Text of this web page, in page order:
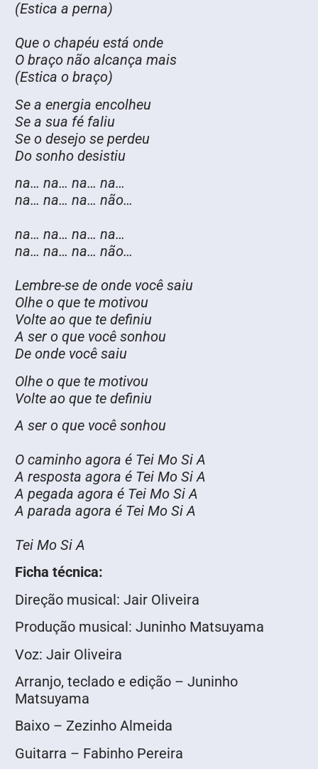
(Estica a perna)
Que o chapéu está onde
O braço não alcança mais
(Estica o braço)
Se a energia encolheu
Se a sua fé faliu
Se o desejo se perdeu
Do sonho desistiu
na… na… na… na…
na… na… na… não…
na… na… na… na…
na… na… na… não…
Lembre-se de onde você saiu
Olhe o que te motivou
Volte ao que te definiu
A ser o que você sonhou
De onde você saiu
Olhe o que te motivou
Volte ao que te definiu
A ser o que você sonhou
O caminho agora é Tei Mo Si A
A resposta agora é Tei Mo Si A
A pegada agora é Tei Mo Si A
A parada agora é Tei Mo Si A
Tei Mo Si A
Ficha técnica:
Direção musical: Jair Oliveira
Produção musical: Juninho Matsuyama
Voz: Jair Oliveira
Arranjo, teclado e edição – Juninho
Matsuyama
Baixo – Zezinho Almeida
Guitarra – Fabinho Pereira